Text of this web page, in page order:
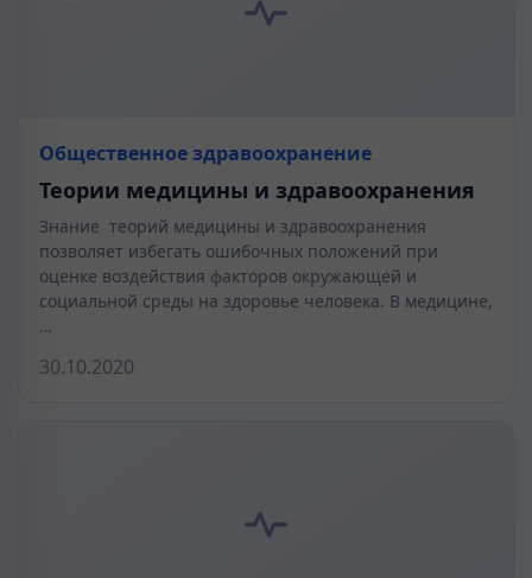
Общественное здравоохранение
Теории медицины и здравоохранения
Знание теорий медицины и здравоохранения
позволяет избегать ошибочных положений при
оценке воздействия факторов окружающей и
социальной среды на здоровье человека. В медицине,
…
30.10.2020